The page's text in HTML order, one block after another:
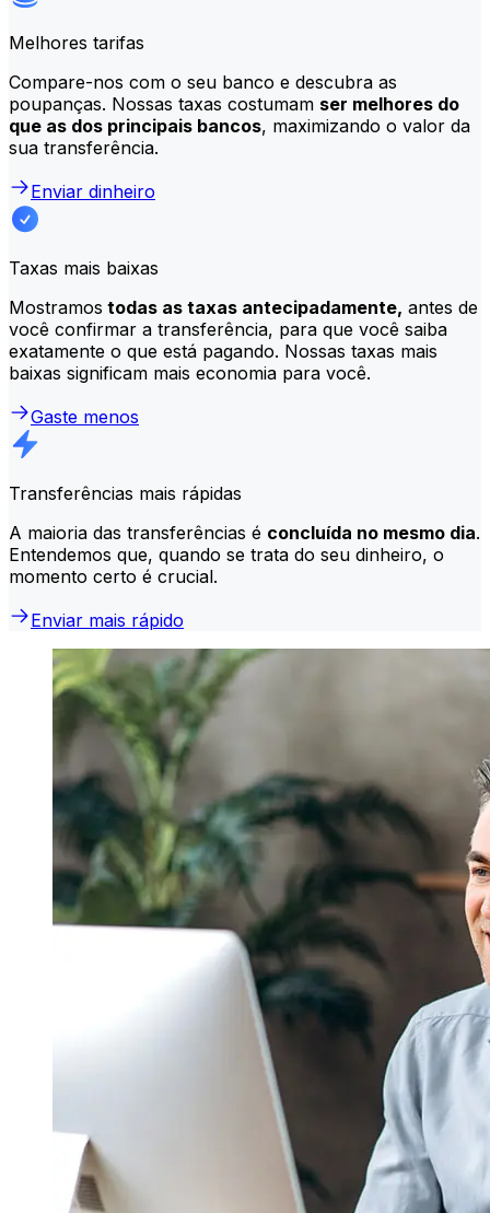
Melhores tarifas
Compare-nos com o seu banco e descubra as
poupanças. Nossas taxas costumam ser melhores do
que as dos principais bancos, maximizando o valor da
sua transferência.
Enviar dinheiro
Taxas mais baixas
Mostramos todas as taxas antecipadamente, antes de
você confirmar a transferência, para que você saiba
exatamente o que está pagando. Nossas taxas mais
baixas significam mais economia para você.
Gaste menos
Transferências mais rápidas
A maioria das transferências é concluída no mesmo dia.
Entendemos que, quando se trata do seu dinheiro, o
momento certo é crucial.
Enviar mais rápido